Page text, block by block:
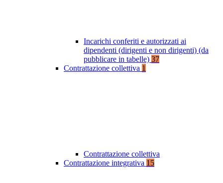
Incarichi conferiti e autorizzati ai
dipendenti (dirigenti e non dirigenti) (da
pubblicare in tabelle) 37
Contrattazione collettiva 1
Contrattazione collettiva
Contrattazione integrativa 15